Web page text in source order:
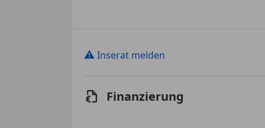
⚠ Inserat melden
Finanzierung